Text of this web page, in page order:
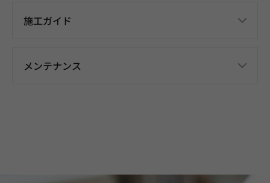
施工ガイド
メンテナンス